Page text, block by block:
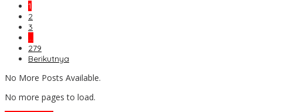
1
2
3
…
279
Berikutnya
No More Posts Available.
No more pages to load.